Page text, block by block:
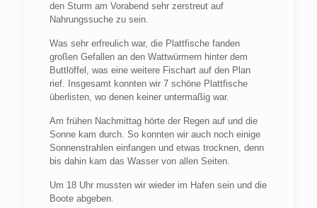
den Sturm am Vorabend sehr zerstreut auf
Nahrungssuche zu sein.
Was sehr erfreulich war, die Plattfische fanden
großen Gefallen an den Wattwürmern hinter dem
Buttlöffel, was eine weitere Fischart auf den Plan
rief. Insgesamt konnten wir 7 schöne Plattfische
überlisten, wo denen keiner untermaßig war.
Am frühen Nachmittag hörte der Regen auf und die
Sonne kam durch. So konnten wir auch noch einige
Sonnenstrahlen einfangen und etwas trocknen, denn
bis dahin kam das Wasser von allen Seiten.
Um 18 Uhr mussten wir wieder im Hafen sein und die
Boote abgeben.